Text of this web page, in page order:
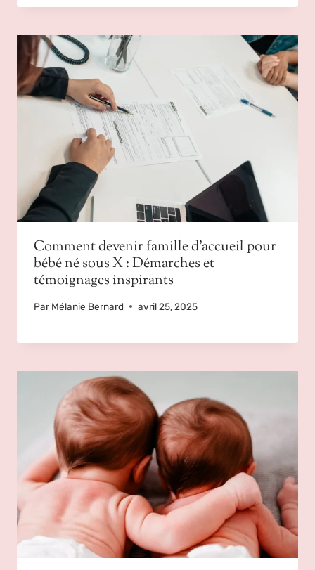
Comment devenir famille d’accueil pour
bébé né sous X : Démarches et
témoignages inspirants
Par Mélanie Bernard avril 25, 2025